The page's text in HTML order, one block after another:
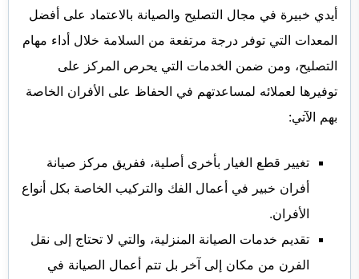
أيدي خبيرة في مجال التصليح والصيانة بالاعتماد على أفضل
المعدات التي توفر درجة مرتفعة من السلامة خلال أداء مهام
التصليح، ومن ضمن الخدمات التي يحرص المركز على
توفيرها لعملائه لمساعدتهم في الحفاظ على الأفران الخاصة
بهم الآتي:
تغيير قطع الغيار بأخرى أصلية، ففريق مركز صيانة
أفران خبير في أعمال الفك والتركيب الخاصة بكل أنواع
الأفران.
تقديم خدمات الصيانة المنزلية، والتي لا تحتاج إلى نقل
الفرن من مكان إلى آخر بل تتم أعمال الصيانة في